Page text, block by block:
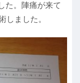
た。陣痛が来て
しました。